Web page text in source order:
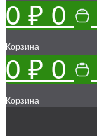
0 ₽ 0
Корзина
0 ₽ 0
Корзина